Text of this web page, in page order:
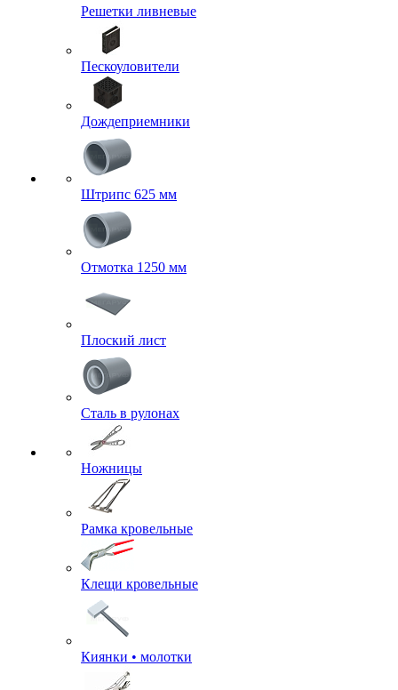
Решетки ливневые
Пескоуловители
Дождеприемники
Штрипс 625 мм
Отмотка 1250 мм
Плоский лист
Сталь в рулонах
Ножницы
Рамка кровельные
Клещи кровельные
Киянки • молотки